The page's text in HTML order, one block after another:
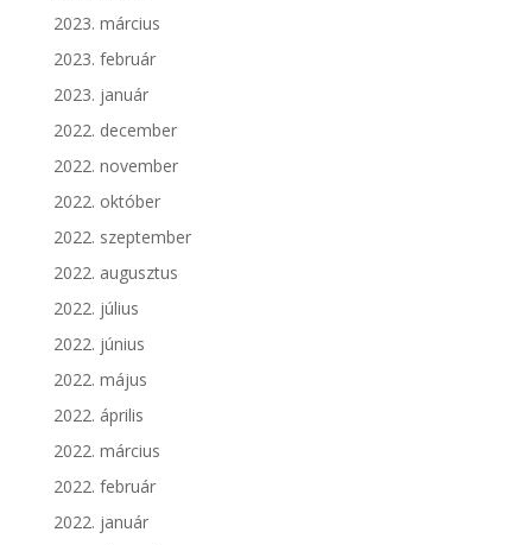
2023. március
2023. február
2023. január
2022. december
2022. november
2022. október
2022. szeptember
2022. augusztus
2022. július
2022. június
2022. május
2022. április
2022. március
2022. február
2022. január